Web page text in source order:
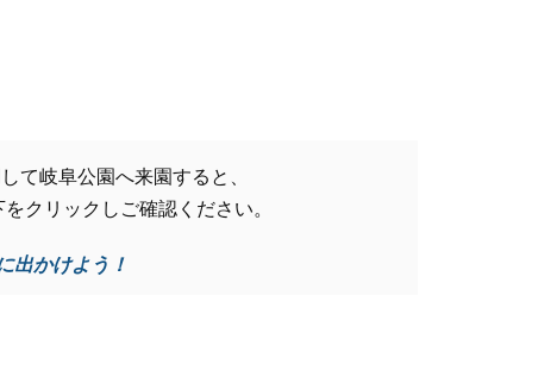
岐阜公園へ来園すると、
クリックしご確認ください。
出かけよう！